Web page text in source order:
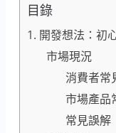
目錄
1. 開發想法：初
市場現況
消費者常
市場產品
常見誤解